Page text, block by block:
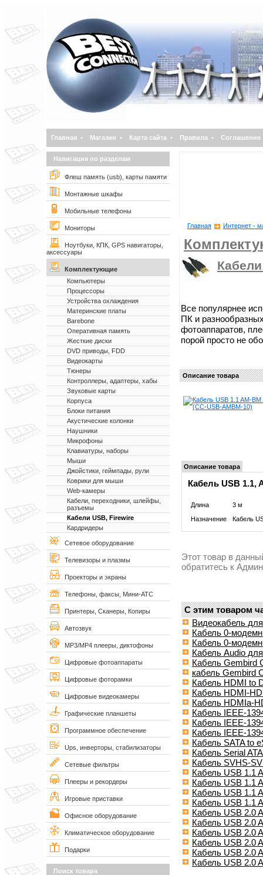
Главная • Магазин • Карта сайта • Правила • Соглашение
Навигация по разделам
Флеш память (usb), карты памяти
Монтажные шкафы
Мобильные телефоны
Мониторы
Ноутбуки, КПК, GPS навигаторы,
аксессуары
Комплектующие
Компьютеры
Процессоры
Устройства охлаждения
Материнские платы
Barebone
Оперативная память
Жесткие диски
DVD приводы, FDD
Видеокарты
Тюнеры
Контроллеры, адаптеры, хабы
Звуковые карты
Корпуса
Блоки питания
Акустические колонки
Наушники
Микрофоны
Клавиатуры, наборы
Мыши
Джойстики, геймпады, рули
Коврики для мыши
Web-камеры
Кабели, переходники, шлейфы,
разъемы
Кабели USB, Firewire
Кардридеры
Сетевое оборудование
Телевизоры и плазмы
Проекторы и экраны
Телефоны, факсы, Мини-АТС
Принтеры, Сканеры, Копиры
Автозвук
MP3/MP4 плееры, диктофоны
Цифровые фотоаппараты
Цифровые фоторамки
Цифровые видеокамеры
Графические планшеты
Программное обеспечение
Ups, инверторы, стабилизаторы
Сетевые фильтры
Плееры и рекордеры
Игровые приставки
Офисное оборудование
Климатическое оборудование
Подарки
Поиск товара
Главная Интернет -
Все популярнее
ПК и
фотоаппаратов,
порой просто не
Описание товара
Описание товара
Кабель USB 1.1,
Длина
3 м
Назначение
Кабель
Этот товар в
обратитесь к
С этим товаром
Видеокабель
Кабель 0-
Кабель 0-
Кабель Audio
Кабель Gembird
кабель Gembird
Кабель HDMI to
Кабель HDMI-
Кабель HDMIa-
Кабель IEEE-
Кабель IEEE-
Кабель IEEE-
Кабель SATA to
Кабель Serial ATA
Кабель SVHS-
Кабель USB 1.1
Кабель USB 1.1
Кабель USB 1.1
Кабель USB 1.1
Кабель USB 2.0
Кабель USB 2.0
Кабель USB 2.0
Кабель USB 2.0
Кабель USB 2.0
Кабель USB 2.0